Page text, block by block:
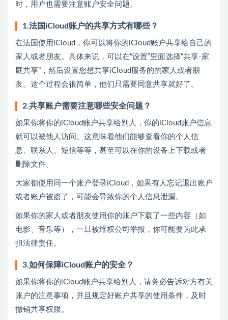
时，用户也需要注意账户安全问题。
1.法国iCloud账户的共享方式有哪些？
在法国使用iCloud，你可以将你的iCloud账户共享给自己的
家人或者朋友。具体来说，可以在“设置”里面选择“共享-家
庭共享”，然后设置您想共享iCloud服务的的家人或者朋
友。这个过程会很简单，他们只需要同意共享就好了。
2.共享账户需要注意哪些安全问题？
如果你将你的iCloud账户共享给别人，你的iCloud账户信息
就可以被他人访问。这意味着他们能够查看你的个人信
息、联系人、短信等等，甚至可以在你的设备上下载或者
删除文件。
大家都使用同一个账户登录iCloud，如果有人忘记退出账户
或者账户被盗了，可能会导致你的个人信息泄漏。
如果你的家人或者朋友使用你的账户下载了一些内容（如
电影、音乐等），一旦被维权公司举报，你可能要为此承
担法律责任。
3.如何保障iCloud账户的安全？
如果你将你的iCloud账户共享给别人，请务必告诉对方有关
账户的注意事项，并且规定好账户共享的使用条件，及时
撤销共享权限。